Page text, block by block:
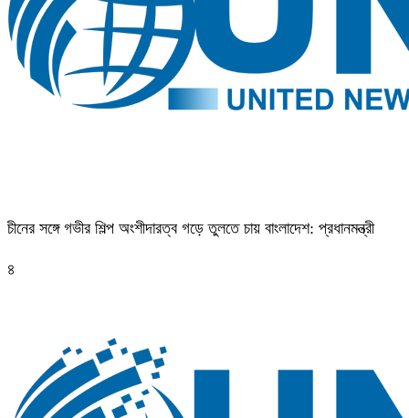
চীনের সঙ্গে গভীর শিল্প অংশীদারত্ব গড়ে তুলতে চায় বাংলাদেশ: প্রধানমন্ত্রী
৪